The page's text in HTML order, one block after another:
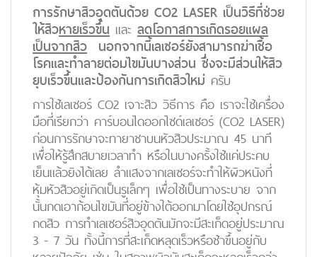
การรักษาสิวอุดตันด้วย CO2 LASER เป็นวิธีที่ช่วย
ให้สิวหายเร็วขึ้น และ ลดโอกาสการเกิดรอยแผล
เป็นจากสิว นอกจากนี้เลเซอร์ยังสามารถฆ่าเชื้อ
โรคและทำลายต่อมไขมันบางส่วน ซึ่งจะมีส่วนให้สิว
ยุบเร็วขึ้นและป้องกันการเกิดสิวใหม่ ครับ
การใช้เลเซอร์ CO2 เจาะสิว วิธีการ คือ เราจะใช้เครื่อง
มือที่เรียกว่า คาร์บอนไดออกไซด์เลเซอร์ (CO2 LASER)
ก่อนการรักษาจะทายาชาบนหัวสิวประมาณ 45 นาที
เพื่อให้รู้สึกสบายเวลาทำ หรือในบางครั้งใช้แค่ประคบ
เย็นแล้วยิงได้เลย ลำแสงจากเลเซอร์จะทำให้ผิวหนังที่
หุ้มหัวสิวอยู่เกิดเป็นรูเล็กๆ เพื่อใช้เป็นทางระบาย จาก
นั้นกดเอาก้อนไขมันที่อยู่ข้างใต้ออกมาโดยใช้อุปกรณ์
กดสิว การทำเลเซอร์สิวอุดตันมักจะมีสะเก็ดอยู่ประมาณ
3 - 7 วัน ทั้งนี้การที่สะเก็ดหลุดเร็วหรือช้าขึ้นอยู่กับ